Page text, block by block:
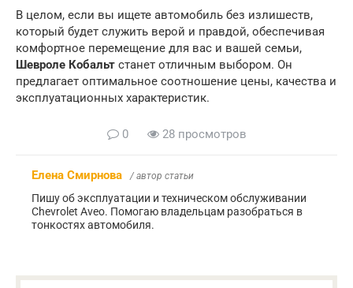
В целом, если вы ищете автомобиль без излишеств,
который будет служить верой и правдой, обеспечивая
комфортное перемещение для вас и вашей семьи,
Шевроле Кобальт станет отличным выбором. Он
предлагает оптимальное соотношение цены, качества и
эксплуатационных характеристик.
0 28 просмотров
Елена Смирнова / автор статьи
Пишу об эксплуатации и техническом обслуживании
Chevrolet Aveo. Помогаю владельцам разобраться в
тонкостях автомобиля.